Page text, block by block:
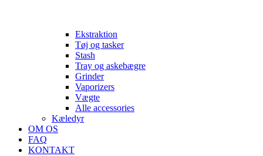
Ekstraktion
Tøj og tasker
Stash
Tray og askebægre
Grinder
Vaporizers
Vægte
Alle accessories
Kæledyr
OM OS
FAQ
KONTAKT